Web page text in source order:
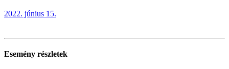
2022. június 15.
Esemény részletek